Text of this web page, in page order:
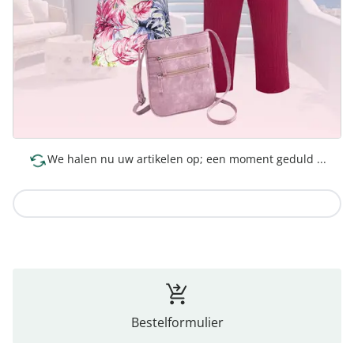
We halen nu uw artikelen op; een moment geduld ...
Bestelformulier